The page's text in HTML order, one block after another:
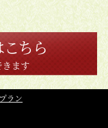
ちら
ます
ラン